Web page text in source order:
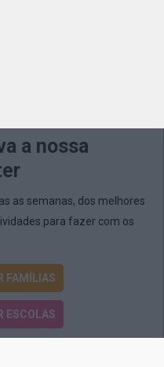
a nossa
as semanas, dos melhores
para fazer com os
FAMÍLIAS
ESCOLAS